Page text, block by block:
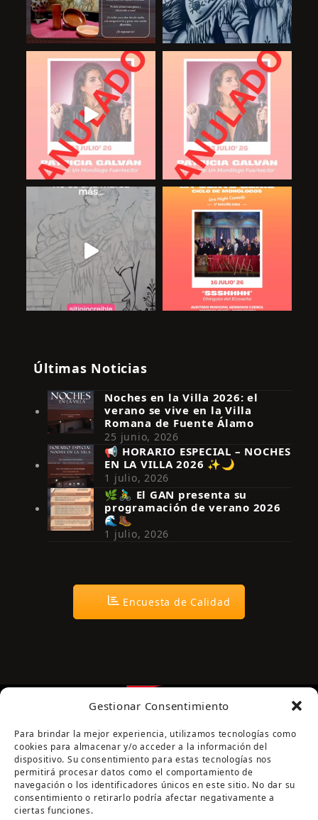
Gestionar Consentimiento
Para brindar la mejor experiencia, utilizamos tecnologías como
cookies para almacenar y/o acceder a la información del
dispositivo. Su consentimiento para estas tecnologías nos
permitirá procesar datos como el comportamiento de
navegación o los identificadores únicos en este sitio. No dar su
consentimiento o retirarlo podría afectar negativamente a
ciertas funciones.
Síguenos en Instagram
Últimas Noticias
Noches en la Villa 2026: el
verano se vive en la Villa
Romana de Fuente Álamo
25 junio, 2026
📢 HORARIO ESPECIAL – NOCHES
EN LA VILLA 2026 ✨🌙
1 julio, 2026
🌿🚴‍♂️ El GAN presenta su
programación de verano 2026
🌊🥾
1 julio, 2026
Encuesta de Calidad
Página cofinanciada por la Diputación de Córdoba